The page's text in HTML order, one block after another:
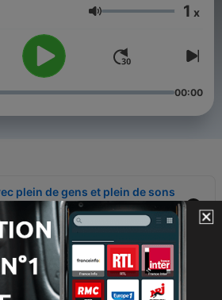
musical de Radio Nova présenté par
dimanches soirs 20h15-23h15, juste
Volume 1 x
00:00
plein de gens et plein de sons
Bernardino Femminielli sont
news !